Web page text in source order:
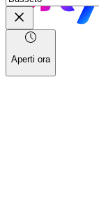
Aperti ora